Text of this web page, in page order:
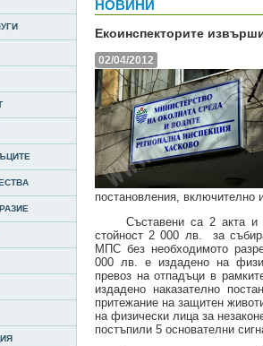
НОВИНИ
Екоинспекторите
02/04/2012
постановления, включително
Съставени са 2 акта и е
стойност 2 000 лв. за
МПС без необходимото
000 лв. е издадено на
превоз на отпадъци в
издадено наказателно
притежание на защитен
на физически лица за
постъпили 5 основателни